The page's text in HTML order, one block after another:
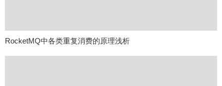
RocketMQ中各类重复消费的原理浅析